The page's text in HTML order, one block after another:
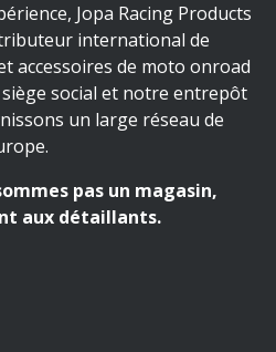
Jopa Racing Products
international de
accessoires de moto onroad
social et notre entrepôt
un large réseau de
pas un magasin,
aux détaillants.